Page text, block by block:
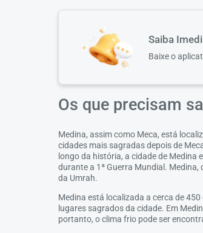
Saiba
Baixe o
Os que precisam
Medina, assim como Meca, está
cidades mais sagradas depois de
longo da história, a cidade de
durante a 1ª Guerra Mundial.
da Umrah.
Medina está localizada a cerca de
lugares sagrados da cidade. Em
portanto, o clima frio pode ser